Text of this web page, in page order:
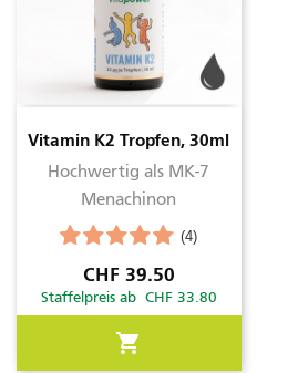
Vitamin K2 Tropfen, 30ml
Hochwertig als MK-7
Menachinon
(4)
Preis
CHF 39.50
Staffelpreis ab CHF 33.80
shopping_cart